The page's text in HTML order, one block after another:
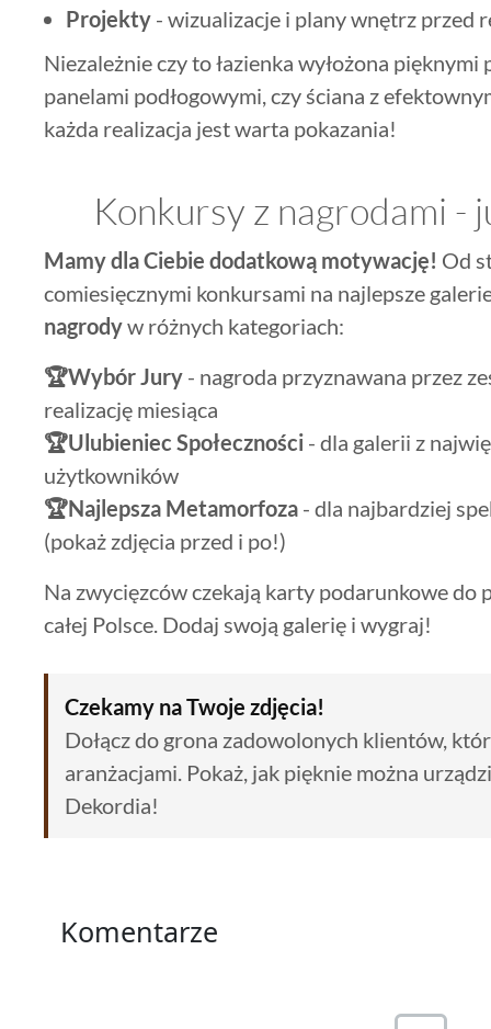
Projekty - wizualizacje i plany wnętrz przed
Niezależnie czy to łazienka wyłożona pięknymi
panelami podłogowymi, czy ściana z
każda realizacja jest warta pokazania!
Konkursy z nagrodami -
Mamy dla Ciebie dodatkową motywację! Od
comiesięcznymi konkursami na najlepsze
nagrodyw różnych kategoriach:
🏆Wybór Jury - nagroda przyznawana przez
realizację miesiąca
🏆Ulubieniec Społeczności - dla galerii z
użytkowników
🏆Najlepsza Metamorfoza - dla najbardziej
(pokaż zdjęcia przed i po!)
Na zwycięzców czekają karty podarunkowe do
całej Polsce. Dodaj swoją galerię i wygraj!
Czekamy na Twoje zdjęcia!
Dołącz do grona zadowolonych klientów,
aranżacjami. Pokaż, jak pięknie można
Dekordia!
Komentarze